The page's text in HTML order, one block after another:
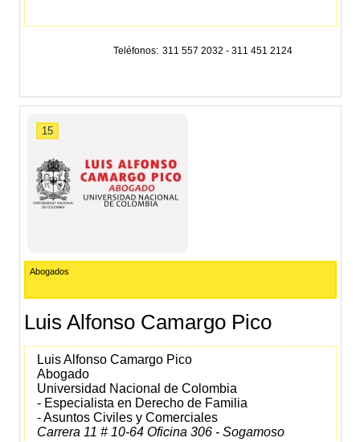
Teléfonos 311 557 2032 - 311 451 2124
15
Abogados
Luis Alfonso Camargo Pico
Luis Alfonso Camargo Pico
Abogado
Universidad Nacional de Colombia
- Especialista en Derecho de Familia
- Asuntos Civiles y Comerciales
Carrera 11 # 10-64 Oficina 306 - Sogamoso